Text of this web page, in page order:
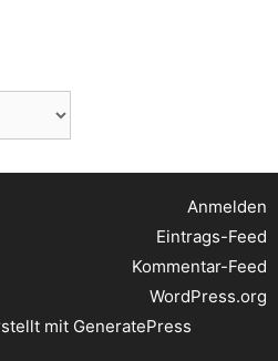
Anmelden
Eintrags-Feed
Kommentar-Feed
WordPress.org
mit GeneratePress